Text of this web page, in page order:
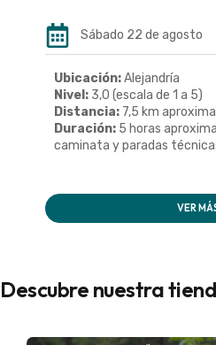
Sábado 22 de agosto
Ubicación:Alejandría
Nivel: 3,0 (escala de 1 a 5)
Distancia: 7,5 km
Duración: 5 horas
caminata y paradas
VER
Descubre nuestra